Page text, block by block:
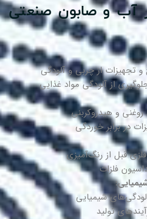
آب و صابون صنعتی
از چربی و آلودگی
از آلودگی مواد غذایی
و هیدروکربنی
برابر خوردگی
قبل از رنگ‌آمیزی
فلزات
شیمیایی
تولید